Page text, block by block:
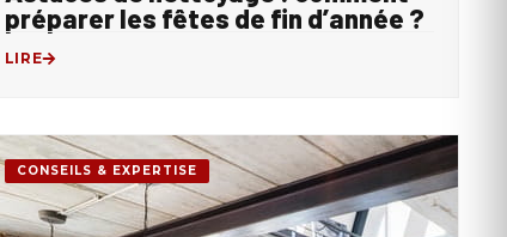
préparer les fêtes de fin d’année ?
LIRE
CONSEILS & EXPERTISE